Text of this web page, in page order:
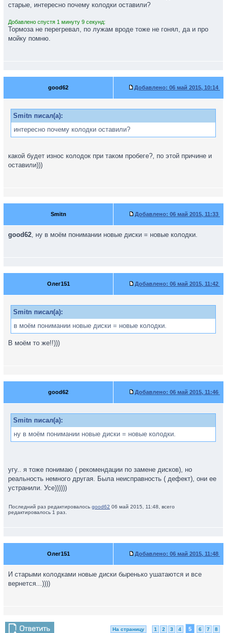
старые, интересно почему колодки оставили?
Добавлено спустя 1 минуту 9 секунд:
Тормоза не перегревал, по лужам вроде тоже не гонял, да и про
мойку помню.
good62 Добавлено: 06 май 2015, 10:14
Smitn писал(а):
интересно почему колодки оставили?
какой будет износ колодок при таком пробеге?, по этой причине и
оставили)))
Smitn Добавлено: 06 май 2015, 11:33
good62, ну в моём понимании новые диски = новые колодки.
Олег151 Добавлено: 06 май 2015, 11:42
Smitn писал(а):
в моём понимании новые диски = новые колодки.
В моём то же!!)))
good62 Добавлено: 06 май 2015, 11:46
Smitn писал(а):
ну в моём понимании новые диски = новые колодки.
угу.. я тоже понимаю ( рекомендации по замене дисков), но
реальность немного другая. Была неисправность ( дефект), они ее
устранили. Усе))))))
Последний раз редактировалось good62 06 май 2015, 11:48, всего
редактировалось 1 раз.
Олег151 Добавлено: 06 май 2015, 11:48
И старыми колодками новые диски быренько ушатаются и все
вернется...))))
На страницу 1 2 3 4 5 6 7 8